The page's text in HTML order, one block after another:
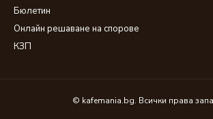
Бюлетин
Онлайн решаване на спорове
КЗП
© kafemania.bg. Всички права